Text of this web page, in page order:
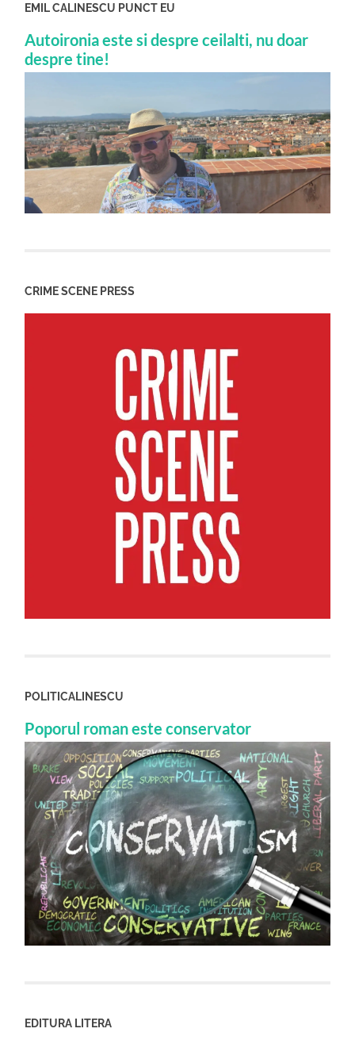
EMIL CALINESCU PUNCT EU
Autoironia este si despre ceilalti, nu doar
despre tine!
CRIME SCENE PRESS
POLITICALINESCU
Poporul roman este conservator
EDITURA LITERA